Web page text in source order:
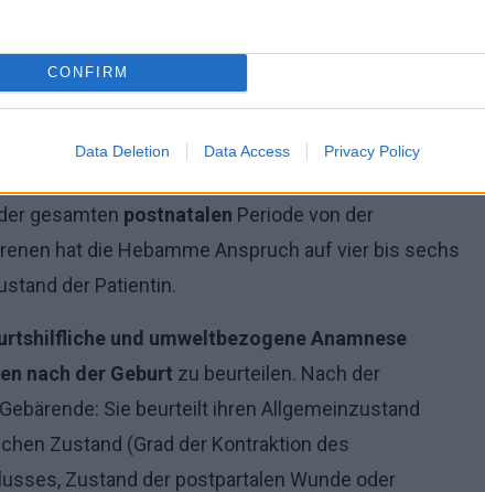
CONFIRM
Data Deletion Data Access Privacy Policy
gesamten postnatalen Periode von der
hat die Hebamme Anspruch auf vier bis sechs
der Patientin.
und umweltbezogene Anamnese
nach der Geburt zu beurteilen. Nach der
Sie beurteilt ihren Allgemeinzustand
Zustand (Grad der Kontraktion des
Zustand der postpartalen Wunde oder